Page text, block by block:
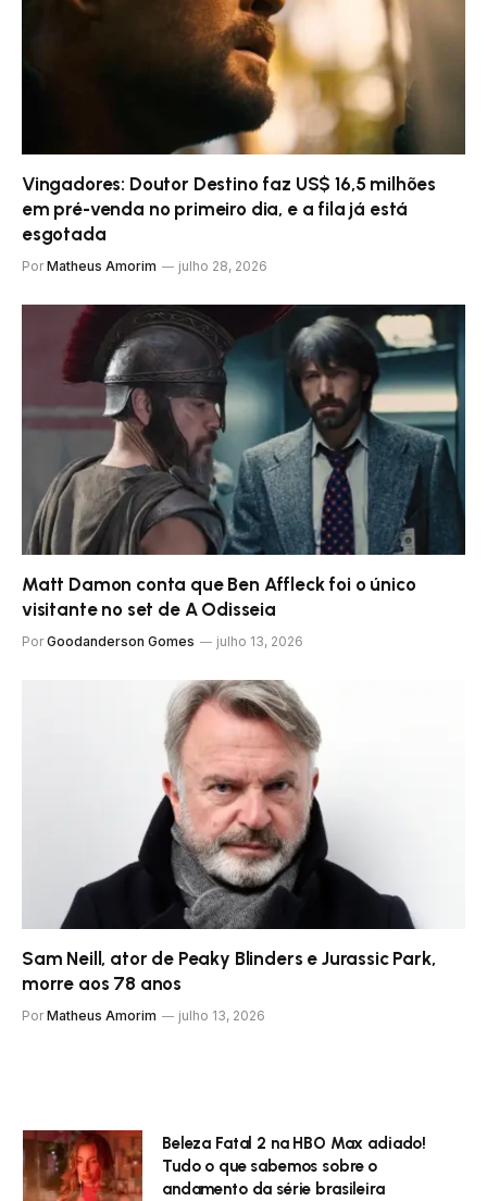
Vingadores: Doutor Destino faz US$ 16,5 milhões
em pré-venda no primeiro dia, e a fila já está
esgotada
Por Matheus Amorim julho 28, 2026
Matt Damon conta que Ben Affleck foi o único
visitante no set de A Odisseia
Por Goodanderson Gomes julho 13, 2026
Sam Neill, ator de Peaky Blinders e Jurassic Park,
morre aos 78 anos
Por Matheus Amorim julho 13, 2026
Beleza Fatal 2 na HBO Max adiado!
Tudo o que sabemos sobre o
andamento da série brasileira